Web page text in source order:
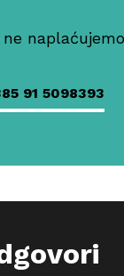
ne
91 5098393